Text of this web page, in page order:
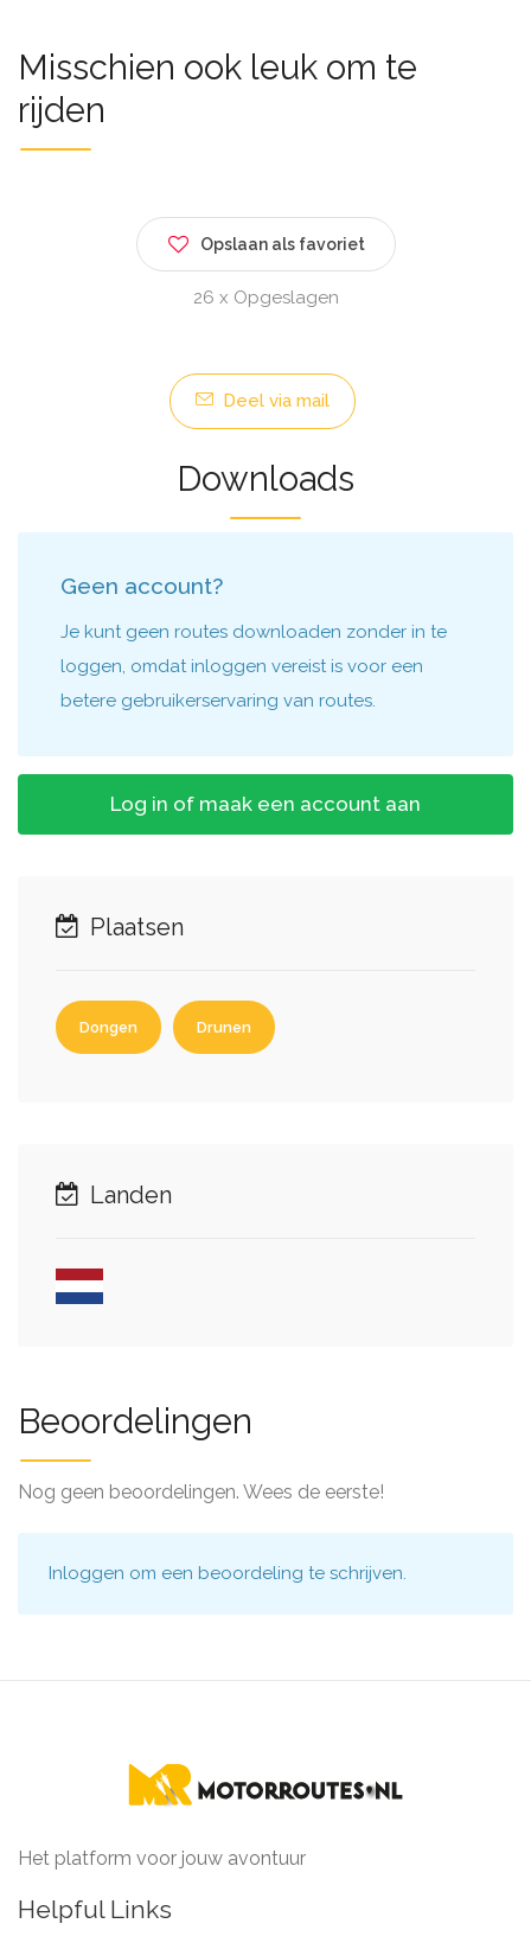
Misschien ook leuk om te
rijden
Opslaan als favoriet
26 x Opgeslagen
Deel via mail
Downloads
Geen account?
Je kunt geen routes downloaden zonder in te
loggen, omdat inloggen vereist is voor een
betere gebruikerservaring van routes.
Log in of maak een account aan
Plaatsen
Dongen Drunen
Landen
Beoordelingen
Nog geen beoordelingen. Wees de eerste!
Inloggen om een beoordeling te schrijven.
Het platform voor jouw avontuur
Helpful Links